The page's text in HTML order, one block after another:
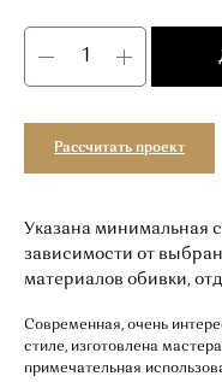
Рассчитать проект
Указана минимальная
зависимости от
материалов обивки,
Современная, очень
стиле, изготовлена
примечательная